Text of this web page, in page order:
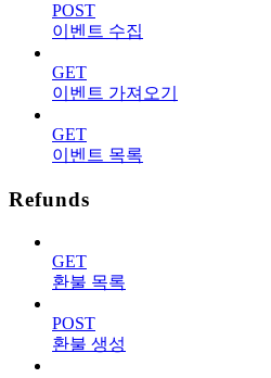
POST
이벤트 수집
GET
이벤트 가져오기
GET
이벤트 목록
Refunds
GET
환불 목록
POST
환불 생성